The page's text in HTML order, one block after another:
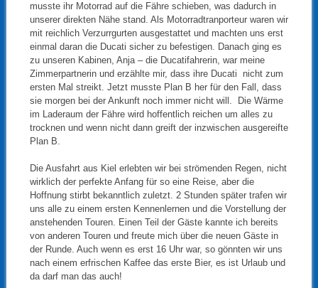
musste ihr Motorrad auf die Fähre schieben, was dadurch in
unserer direkten Nähe stand. Als Motorradtranporteur waren wir
mit reichlich Verzurrgurten ausgestattet und machten uns erst
einmal daran die Ducati sicher zu befestigen. Danach ging es
zu unseren Kabinen, Anja – die Ducatifahrerin, war meine
Zimmerpartnerin und erzählte mir, dass ihre Ducati nicht zum
ersten Mal streikt. Jetzt musste Plan B her für den Fall, dass
sie morgen bei der Ankunft noch immer nicht will. Die Wärme
im Laderaum der Fähre wird hoffentlich reichen um alles zu
trocknen und wenn nicht dann greift der inzwischen ausgereifte
Plan B.
Die Ausfahrt aus Kiel erlebten wir bei strömenden Regen, nicht
wirklich der perfekte Anfang für so eine Reise, aber die
Hoffnung stirbt bekanntlich zuletzt. 2 Stunden später trafen wir
uns alle zu einem ersten Kennenlernen und die Vorstellung der
anstehenden Touren. Einen Teil der Gäste kannte ich bereits
von anderen Touren und freute mich über die neuen Gäste in
der Runde. Auch wenn es erst 16 Uhr war, so gönnten wir uns
nach einem erfrischen Kaffee das erste Bier, es ist Urlaub und
da darf man das auch!